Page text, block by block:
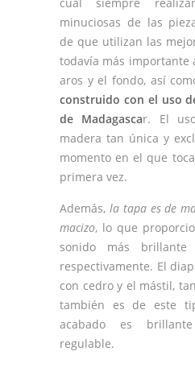
minuciosas de las
de que utilizan las
todavía más importante
aros y el fondo, así
construido con el uso
de Madagascar. El
madera tan única y
momento en el que
primera vez.
Además, la tapa es de
macizo, lo que
sonido más
respectivamente. El
con cedro y el mástil,
también es de este
acabado es
regulable.